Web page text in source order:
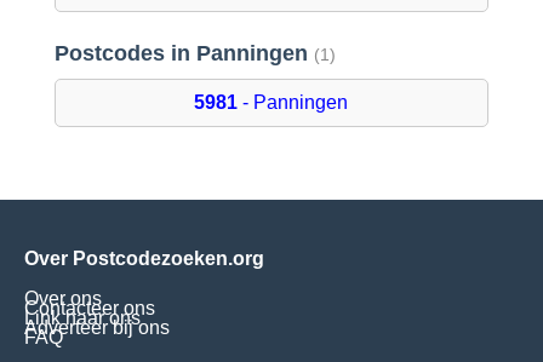
Postcodes in Panningen (1)
5981 - Panningen
Over Postcodezoeken.org
Over ons
Contacteer ons
Link naar ons
Adverteer bij ons
FAQ